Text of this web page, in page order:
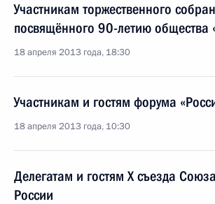
Участникам торжественного
посвящённого 90-летию общества
18 апреля 2013 года, 18:30
Участникам и гостям форума
18 апреля 2013 года, 10:30
Делегатам и гостям X съезда
России